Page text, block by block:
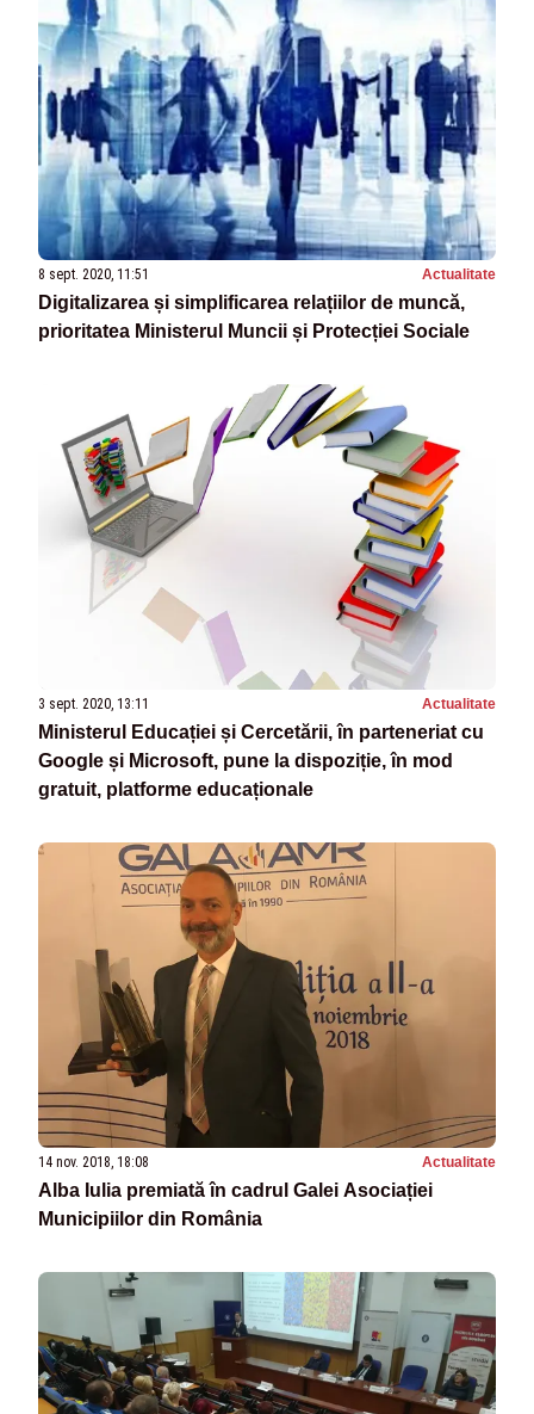
8 sept. 2020, 11:51 Actualitate
Digitalizarea și simplificarea relațiilor de muncă,
prioritatea Ministerul Muncii și Protecției Sociale
3 sept. 2020, 13:11 Actualitate
Ministerul Educației și Cercetării, în parteneriat cu
Google și Microsoft, pune la dispoziție, în mod
gratuit, platforme educaționale
14 nov. 2018, 18:08 Actualitate
Alba Iulia premiată în cadrul Galei Asociației
Municipiilor din România